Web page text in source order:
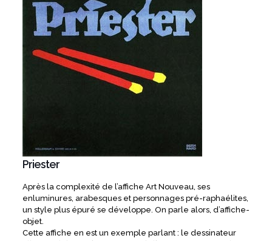
Priester
Après la complexité de l’affiche Art Nouveau, ses
enluminures, arabesques et personnages pré-raphaélites,
un style plus épuré se développe. On parle alors, d’affiche-
objet.
Cette affiche en est un exemple parlant : le dessinateur